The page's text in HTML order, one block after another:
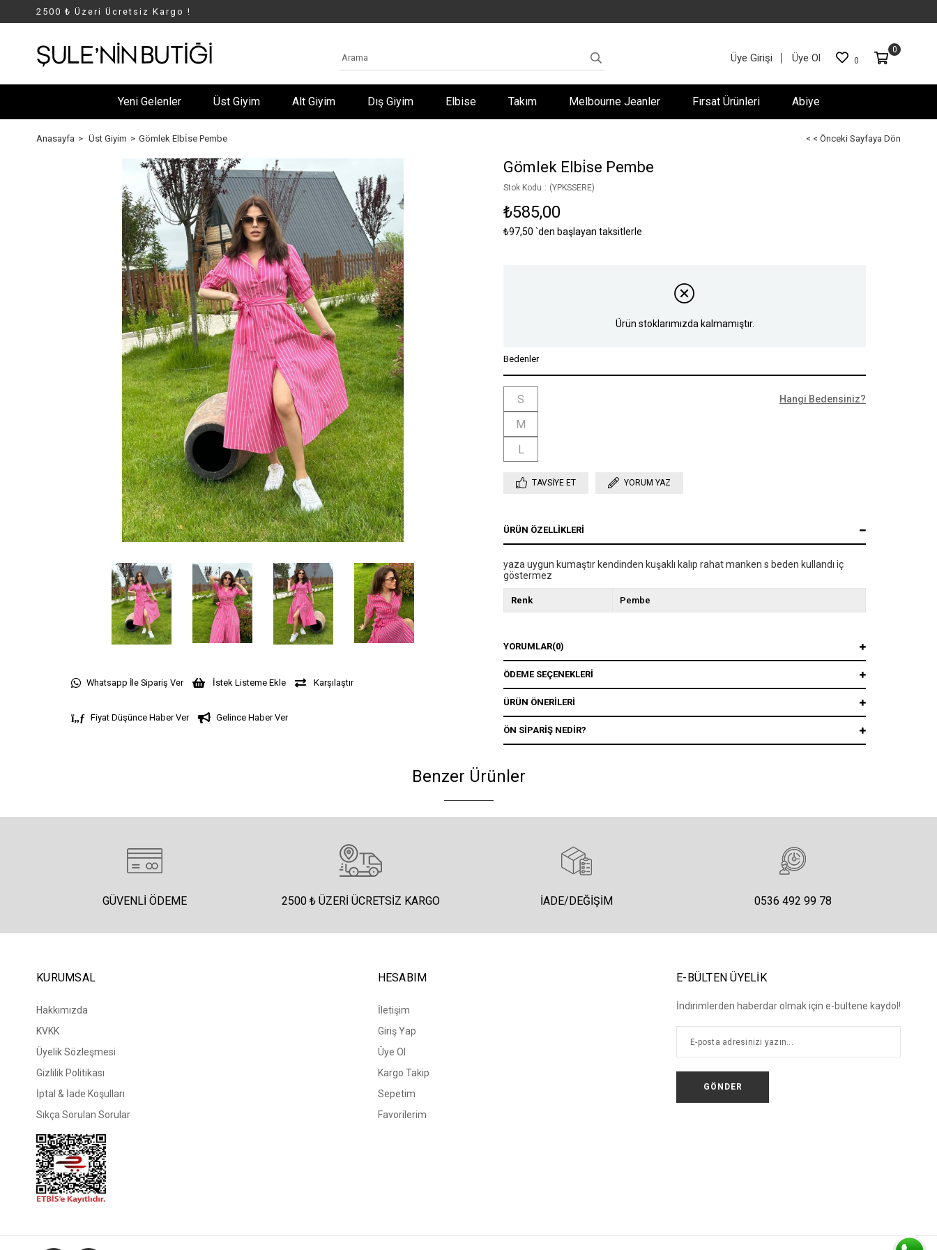
2500 ₺ Üzeri Ücretsiz Kargo !
0
0
Üye Girişi Üye Ol
Yeni Gelenler Üst Giyim Alt Giyim Dış Giyim Elbise Takım Melbourne Jeanler Fırsat Ürünleri Abiye
Anasayfa Üst Giyim Gömlek Elbi̇se Pembe < < Önceki Sayfaya Dön
Whatsapp İle Sipariş Ver İstek Listeme Ekle Karşılaştır
Fiyat Düşünce Haber Ver Gelince Haber Ver
Gömlek Elbi̇se Pembe
Stok Kodu (YPKSSERE)
₺585,00
₺97,50 `den başlayan taksitlerle
Ürün stoklarımızda kalmamıştır.
Bedenler
S
M
L
Hangi Bedensiniz?
TAVSIYE ET YORUM YAZ
ÜRÜN ÖZELLIKLERI
yaza uygun kumaştır kendinden kuşaklı kalıp rahat manken s beden kullandı iç
göstermez
Renk Pembe
YORUMLAR(0)
ÖDEME SEÇENEKLERI
ÜRÜN ÖNERILERI
ÖN SIPARIŞ NEDIR?
Benzer Ürünler
GÜVENLI ÖDEME 2500 ₺ ÜZERI ÜCRETSIZ KARGO İADE/DEĞIŞIM 0536 492 99 78
KURUMSAL
Hakkımızda
KVKK
Üyelik Sözleşmesi
Gizlilik Politikası
İptal & İade Koşulları
Sıkça Sorulan Sorular
HESABIM
İletişim
Giriş Yap
Üye Ol
Kargo Takip
Sepetim
Favorilerim
E-BÜLTEN ÜYELİK
İndirimlerden haberdar olmak için e-bültene kaydol!
GÖNDER